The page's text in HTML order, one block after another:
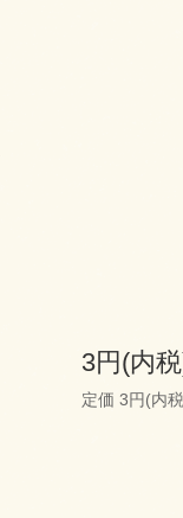
3円(内
定価 3円(内